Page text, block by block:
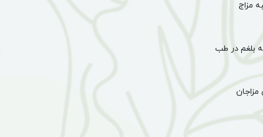
مزاج
بلغم در طب
مزاجان